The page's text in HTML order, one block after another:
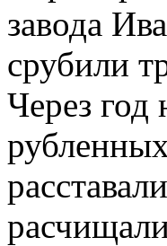
завода
срубили
Через